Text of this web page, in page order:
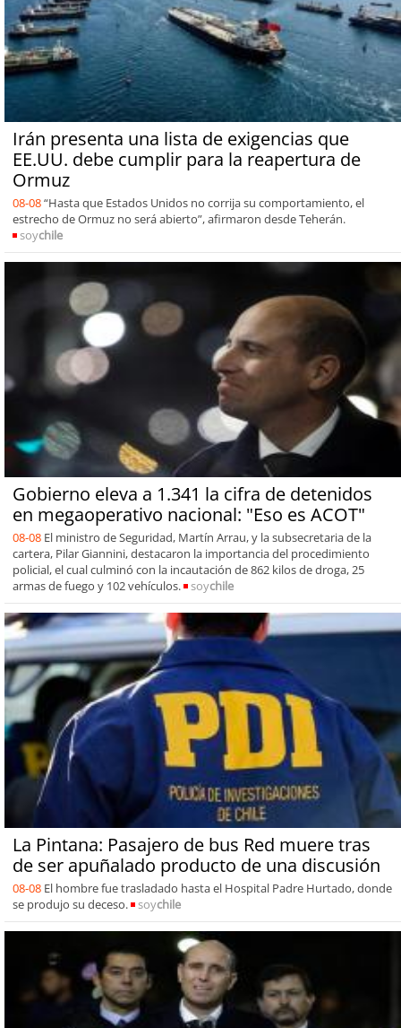
Irán presenta una lista de exigencias que
EE.UU. debe cumplir para la reapertura de
Ormuz
08-08“Hasta que Estados Unidos no corrija su comportamiento, el
estrecho de Ormuz no será abierto”, afirmaron desde Teherán.
soychile
Gobierno eleva a 1.341 la cifra de detenidos
en megaoperativo nacional: "Eso es ACOT"
08-08 El ministro de Seguridad, Martín Arrau, y la subsecretaria de la
cartera, Pilar Giannini, destacaron la importancia del procedimiento
policial, el cual culminó con la incautación de 862 kilos de droga, 25
armas de fuego y 102 vehículos.
soychile
La Pintana: Pasajero de bus Red muere tras
de ser apuñalado producto de una discusión
08-08 El hombre fue trasladado hasta el Hospital Padre Hurtado, donde
se produjo su deceso.
soychile